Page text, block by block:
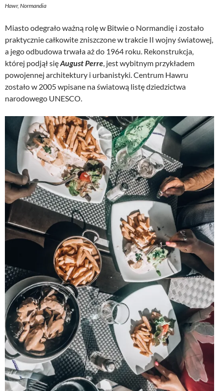
Hawr, Normandia
Miasto odegrało ważną rolę w Bitwie o Normandię i zostało
praktycznie całkowite zniszczone w trakcie II wojny światowej,
a jego odbudowa trwała aż do 1964 roku. Rekonstrukcja,
której podjął sięAugust Perre, jest wybitnym przykładem
powojennej architektury i urbanistyki. Centrum Hawru
zostało w 2005 wpisane na światową listę dziedzictwa
narodowego UNESCO.